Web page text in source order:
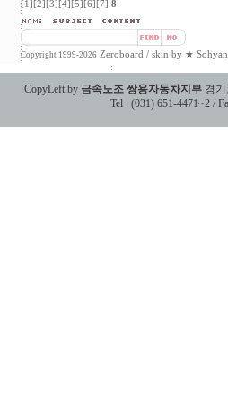
[1] [2] [3] [4] [5] [6] [7] 8
Copyright 1999-2026 Zeroboard / skin by ★
CopyLeft by 금속노조 쌍용자동차지부경기
Tel : (031) 651-4471~2 /